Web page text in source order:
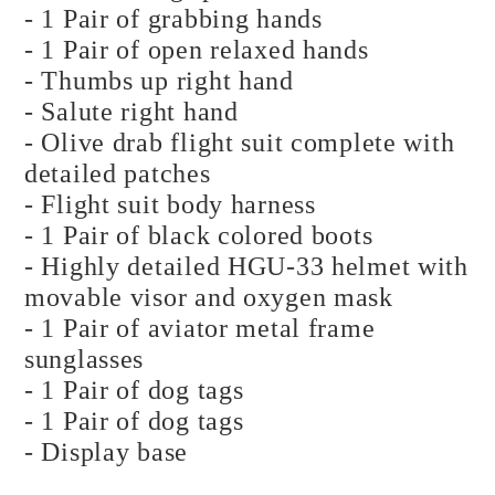
- 1 Pair of grabbing hands
- 1 Pair of open relaxed hands
- Thumbs up right hand
- Salute right hand
- Olive drab flight suit complete with
detailed patches
- Flight suit body harness
- 1 Pair of black colored boots
- Highly detailed HGU-33 helmet with
movable visor and oxygen mask
- 1 Pair of aviator metal frame
sunglasses
- 1 Pair of dog tags
- 1 Pair of dog tags
- Display base